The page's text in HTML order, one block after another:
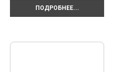
ПОДРОБНЕЕ...